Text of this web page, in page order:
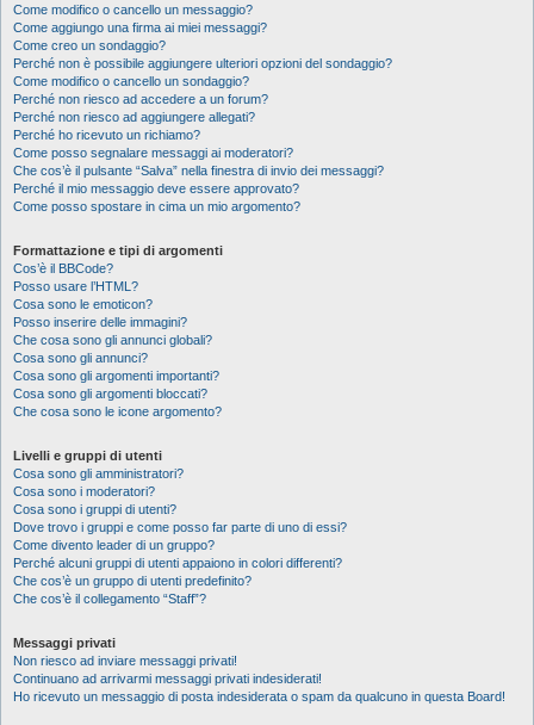
Come modifico o cancello un messaggio?
Come aggiungo una firma ai miei messaggi?
Come creo un sondaggio?
Perché non è possibile aggiungere ulteriori opzioni del sondaggio?
Come modifico o cancello un sondaggio?
Perché non riesco ad accedere a un forum?
Perché non riesco ad aggiungere allegati?
Perché ho ricevuto un richiamo?
Come posso segnalare messaggi ai moderatori?
Che cos’è il pulsante “Salva” nella finestra di invio dei messaggi?
Perché il mio messaggio deve essere approvato?
Come posso spostare in cima un mio argomento?
Formattazione e tipi di argomenti
Cos’è il BBCode?
Posso usare l’HTML?
Cosa sono le emoticon?
Posso inserire delle immagini?
Che cosa sono gli annunci globali?
Cosa sono gli annunci?
Cosa sono gli argomenti importanti?
Cosa sono gli argomenti bloccati?
Che cosa sono le icone argomento?
Livelli e gruppi di utenti
Cosa sono gli amministratori?
Cosa sono i moderatori?
Cosa sono i gruppi di utenti?
Dove trovo i gruppi e come posso far parte di uno di essi?
Come divento leader di un gruppo?
Perché alcuni gruppi di utenti appaiono in colori differenti?
Che cos’è un gruppo di utenti predefinito?
Che cos’è il collegamento “Staff”?
Messaggi privati
Non riesco ad inviare messaggi privati!
Continuano ad arrivarmi messaggi privati indesiderati!
Ho ricevuto un messaggio di posta indesiderata o spam da qualcuno in questa Board!